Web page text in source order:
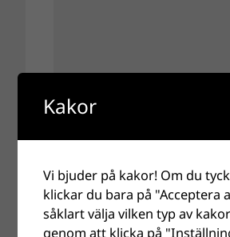
Kakor
Vi bjuder på kakor! Om du
klickar du bara på "Acceptera
såklart välja vilken typ av
genom att klicka på